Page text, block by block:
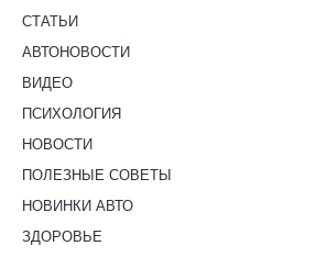
СТАТЬИ
АВТОНОВОСТИ
ВИДЕО
ПСИХОЛОГИЯ
НОВОСТИ
ПОЛЕЗНЫЕ СОВЕТЫ
НОВИНКИ АВТО
ЗДОРОВЬЕ